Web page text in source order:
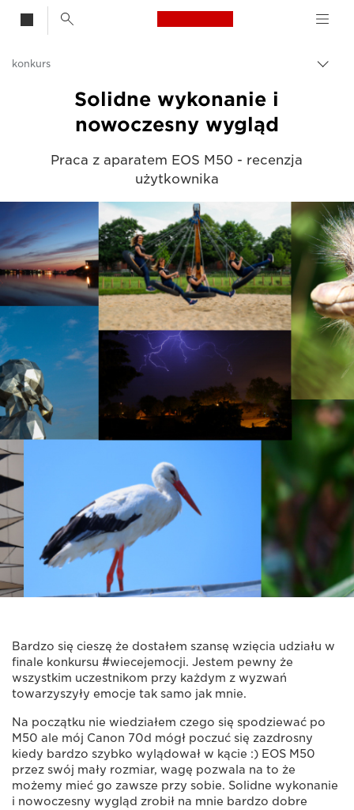
Canon Logo, back
Świat EOS M
konkurs
Solidne wykonanie i
nowoczesny wygląd
Praca z aparatem EOS M50 - recenzja
użytkownika
Bardzo się cieszę że dostałem szansę wzięcia udziału w
finale konkursu #wiecejemocji. Jestem pewny że
wszystkim uczestnikom przy każdym z wyzwań
towarzyszyły emocje tak samo jak mnie.
Na początku nie wiedziałem czego się spodziewać po
M50 ale mój Canon 70d mógł poczuć się zazdrosny
kiedy bardzo szybko wylądował w kącie :) EOS M50
przez swój mały rozmiar, wagę pozwala na to że
możemy mieć go zawsze przy sobie. Solidne wykonanie
i nowoczesny wygląd zrobił na mnie bardzo dobre